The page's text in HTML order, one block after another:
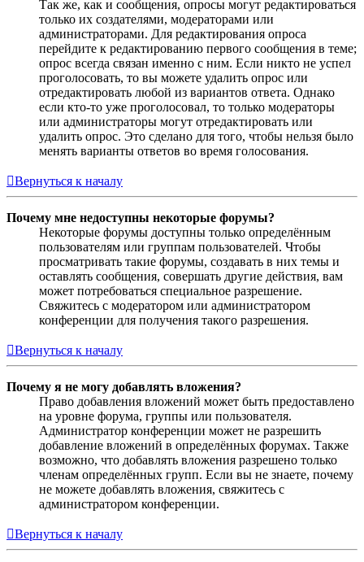
Так же, как и сообщения, опросы могут редактироваться
только их создателями, модераторами или
администраторами. Для редактирования опроса
перейдите к редактированию первого сообщения в теме;
опрос всегда связан именно с ним. Если никто не успел
проголосовать, то вы можете удалить опрос или
отредактировать любой из вариантов ответа. Однако
если кто-то уже проголосовал, то только модераторы
или администраторы могут отредактировать или
удалить опрос. Это сделано для того, чтобы нельзя было
менять варианты ответов во время голосования.
Вернуться к началу
Почему мне недоступны некоторые форумы?
Некоторые форумы доступны только определённым
пользователям или группам пользователей. Чтобы
просматривать такие форумы, создавать в них темы и
оставлять сообщения, совершать другие действия, вам
может потребоваться специальное разрешение.
Свяжитесь с модератором или администратором
конференции для получения такого разрешения.
Вернуться к началу
Почему я не могу добавлять вложения?
Право добавления вложений может быть предоставлено
на уровне форума, группы или пользователя.
Администратор конференции может не разрешить
добавление вложений в определённых форумах. Также
возможно, что добавлять вложения разрешено только
членам определённых групп. Если вы не знаете, почему
не можете добавлять вложения, свяжитесь с
администратором конференции.
Вернуться к началу